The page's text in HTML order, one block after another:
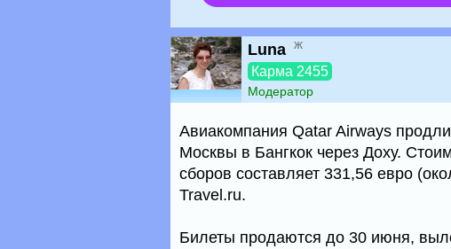
Luna ж
Карма 2455
Модератор
Авиакомпания Qatar Airways
Москвы в Бангкок через Доху.
сборов составляет 331,56 евро
Travel.ru.
Билеты продаются до 30 июня,